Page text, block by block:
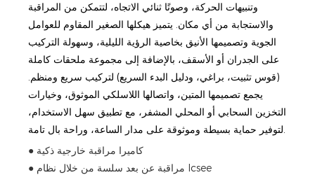
وتنبيهات الحركة، وصوتًا ثنائي الاتجاه، لتتمكن من المراقبة
والاستجابة من أي مكان. يتميز هيكلها الصغير المقاوم للعوامل
الجوية وتصميمها الأنيق بخاصية الرؤية الليلية، وسهولة التركيب
على الجدران أو الأسقف، بالإضافة إلى مجموعة ملحقات كاملة
(قوس تثبيت، براغي، ودليل البدء السريع) لتركيب سريع ومنظم.
يجمع تصميمها المتين، واتصالها اللاسلكي الموثوق، وخيارات
التخزين السحابي أو المحلي المشفر، مع تطبيق سهل الاستخدام،
لتوفير حماية بسيطة وموثوقة على مدار الساعة، وراحة بال تامة.
● كاميرا مراقبة خارجية ذكية
● مراقبة عن بعد سلسة من خلال نظام Icsee